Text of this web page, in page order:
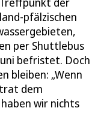
pfälzischen
per Shuttlebus
befristet. Doch
bleiben: „Wenn
dem
wir nichts